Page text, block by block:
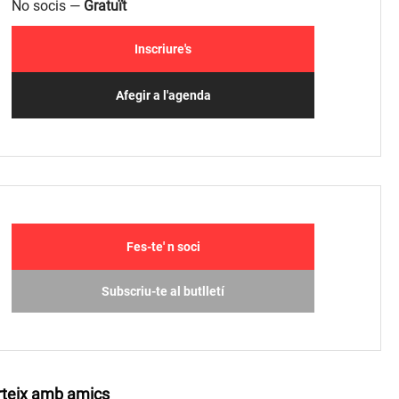
No socis — Gratuït
Inscriure's
Afegir a l'agenda
Fes-te' n soci
Subscriu-te al butlletí
amb amics